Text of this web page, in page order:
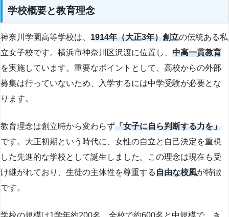
学校概要と教育理念
神奈川学園高等学校は、 1914年（大正3年）創立の伝統ある私
立女子校です。横浜市神奈川区沢渡に位置し、 中高一貫教育
を実施しています。重要なポイントとして、高校からの外部
募集は行っていないため、入学するには中学受験が必要とな
ります。
教育理念は創立時から変わらず「女子に自ら判断する力を」
です。大正初期という時代に、女性の自立と自己決定を重視
した先進的な学校として誕生しました。この理念は現在も受
け継がれており、生徒の主体性を尊重する自由な校風が特徴
です。
学校の規模は1学年約200名、全校で約600名と中規模で、き